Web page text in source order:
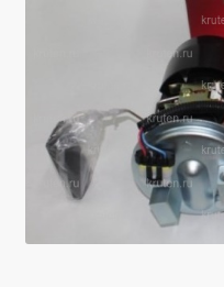
Юридические данные